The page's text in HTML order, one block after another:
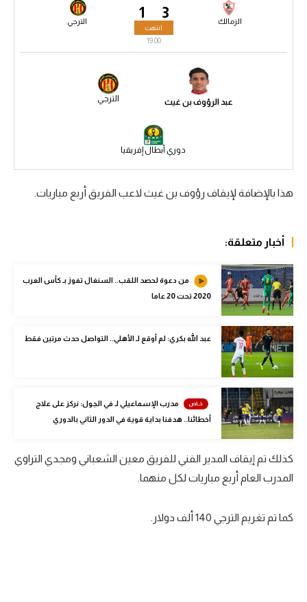
الدوري الإسباني
كرة طائرة
الوطن العربي
في المونديال
آسيا
أمريكا
ركن الألعاب
أقسام خاصة
Gamers
تحقيق في الجول
3 الزمالك 1 الترجي
انتهت
19:00
عبد الرؤوف بن غيث الترجي
دوري أبطال إفريقيا
هذا بالإضافة لإيقاف رؤوف بن غيث لاعب الفريق أربع مباريات.
أخبار متعلقة:
من دعوة لحصد اللقب.. السنغال تفوز بـ كأس العرب
2020 تحت 20 عاما
عبد الله بكري: لم أوقع لـ الأهلي.. التواصل حدث مرتين فقط
مدرب الإسماعيلي لـ في الجول: نركز على علاج
أخطائنا.. هدفنا بداية قوية في الدور الثاني بالدوري
كذلك تم إيقاف المدير الفني للفريق معين الشعباني ومجدي التراوي
المدرب العام أربع مباريات لكل منهما.
كما تم تغريم الترجي 140 ألف دولار.